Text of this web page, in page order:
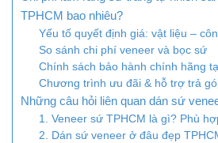
TPHCM bao nhiêu?
Yếu tố quyết định giá: vật liệu –
So sánh chi phí veneer và bọc sứ
Chính sách bảo hành chính hãng
Chương trình ưu đãi & hỗ trợ trả
Những câu hỏi liên quan dán sứ
1. Veneer sứ TPHCM là gì? Phù
2. Dán sứ veneer ở đâu đẹp